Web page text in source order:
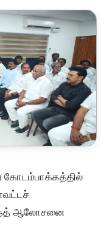
கோடம்பாக்கத்தில்
ஆலோசனை